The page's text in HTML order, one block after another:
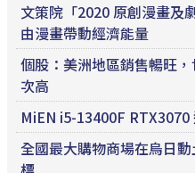
文策院「2020 原創漫畫及
由漫畫帶動經濟能量
個股：美洲地區銷售暢旺
次高
MiEN i5-13400F RTX3070
全國最大購物商場在烏日